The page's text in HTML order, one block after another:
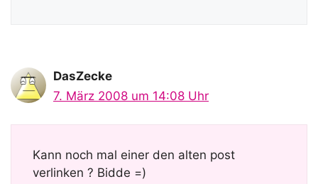
DasZecke
7. März 2008 um 14:08 Uhr
Kann noch mal einer den alten post
verlinken ? Bidde =)